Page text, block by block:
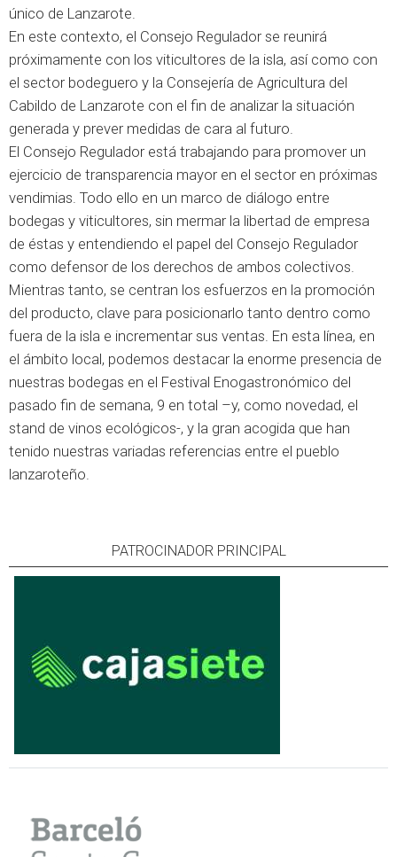
único de Lanzarote.
En este contexto, el Consejo Regulador se reunirá
próximamente con los viticultores de la isla, así como con
el sector bodeguero y la Consejería de Agricultura del
Cabildo de Lanzarote con el fin de analizar la situación
generada y prever medidas de cara al futuro.
El Consejo Regulador está trabajando para promover un
ejercicio de transparencia mayor en el sector en próximas
vendimias. Todo ello en un marco de diálogo entre
bodegas y viticultores, sin mermar la libertad de empresa
de éstas y entendiendo el papel del Consejo Regulador
como defensor de los derechos de ambos colectivos.
Mientras tanto, se centran los esfuerzos en la promoción
del producto, clave para posicionarlo tanto dentro como
fuera de la isla e incrementar sus ventas. En esta línea, en
el ámbito local, podemos destacar la enorme presencia de
nuestras bodegas en el Festival Enogastronómico del
pasado fin de semana, 9 en total –y, como novedad, el
stand de vinos ecológicos-, y la gran acogida que han
tenido nuestras variadas referencias entre el pueblo
lanzaroteño.
PATROCINADOR PRINCIPAL